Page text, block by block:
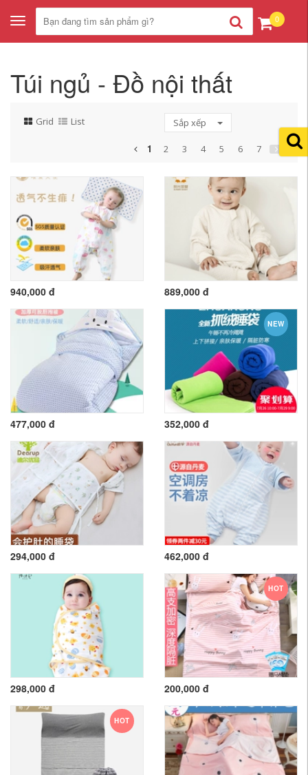
Toggle
navigation
0
Túi ngủ - Đồ nội thất
Grid List Sắp xếp
1 2 3 4 5 6 7
940,000 đ 889,000 đ
477,000 đ
NEW
352,000 đ
294,000 đ 462,000 đ
298,000 đ
HOT
200,000 đ
HOT